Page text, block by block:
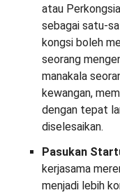
atau
sebagai satu-
kongsi boleh
seorang
manakala
kewangan,
dengan tepat
diselesaikan.
Pasukan
kerjasama
menjadi lebih